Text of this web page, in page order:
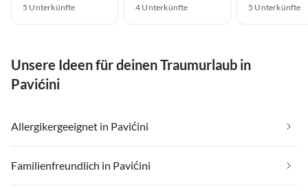
5 Unterkünfte 4 Unterkünfte 5 Unterkünfte
Unsere Ideen für deinen Traumurlaub in
Pavićini
Allergikergeeignet in Pavićini
Familienfreundlich in Pavićini